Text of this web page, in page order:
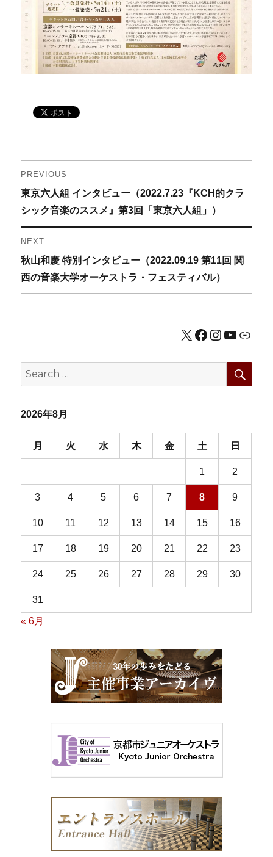
投
稿
ナ
ビ
ゲ
ン
PREVIOUS
Previous
post:
東京六人組 インタビュー（2022.7.23『KCH的クラ
シック音楽のススメ』第3回「東京六人組」）
NEXT
Next
post:
秋山和慶 特別インタビュー（2022.09.19 第11回 関
西の音楽大学オーケストラ・フェスティバル）
X Facebook
Instagram
公式HP
Search
for:
2026年8月
月 火 水 木 金 土 日
1 2
3 4 5 6 7 8 9
10 11 12 13 14 15 16
17 18 19 20 21 22 23
24 25 26 27 28 29 30
31
« 6月